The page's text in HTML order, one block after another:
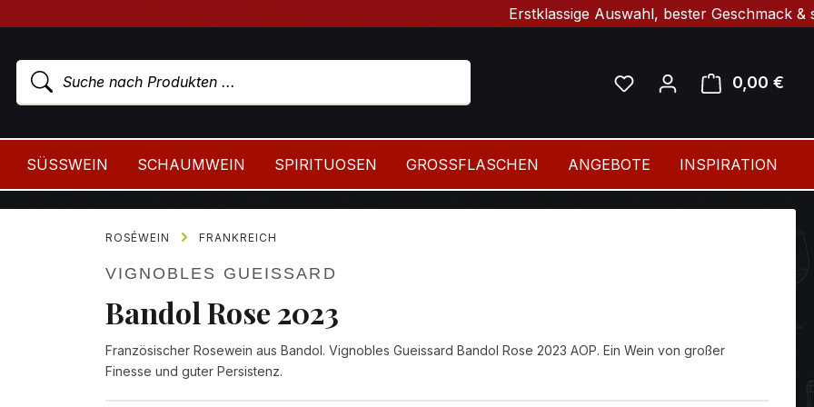
Erstklassige Auswahl, bester Geschmack &
0,00 €
SÜSSWEIN SCHAUMWEIN SPIRITUOSEN GROSSFLASCHEN ANGEBOTE INSPIRATION
ROSÉWEIN FRANKREICH
VIGNOBLES GUEISSARD
Bandol Rose 2023
Französischer Rosewein aus Bandol. Vignobles Gueissard Bandol Rose 2023 AOP. Ein Wein von großer
Finesse und guter Persistenz.